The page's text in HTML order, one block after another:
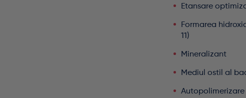
Etansare
Formarea
11)
Mineralizant
Mediul ostil al